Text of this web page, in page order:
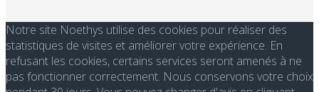
Notre site Noethys utilise des cookies pour réaliser des
statistiques de visites et améliorer votre expérience. En
refusant les cookies, certains services seront amenés à ne
pas fonctionner correctement. Nous conservons votre choix